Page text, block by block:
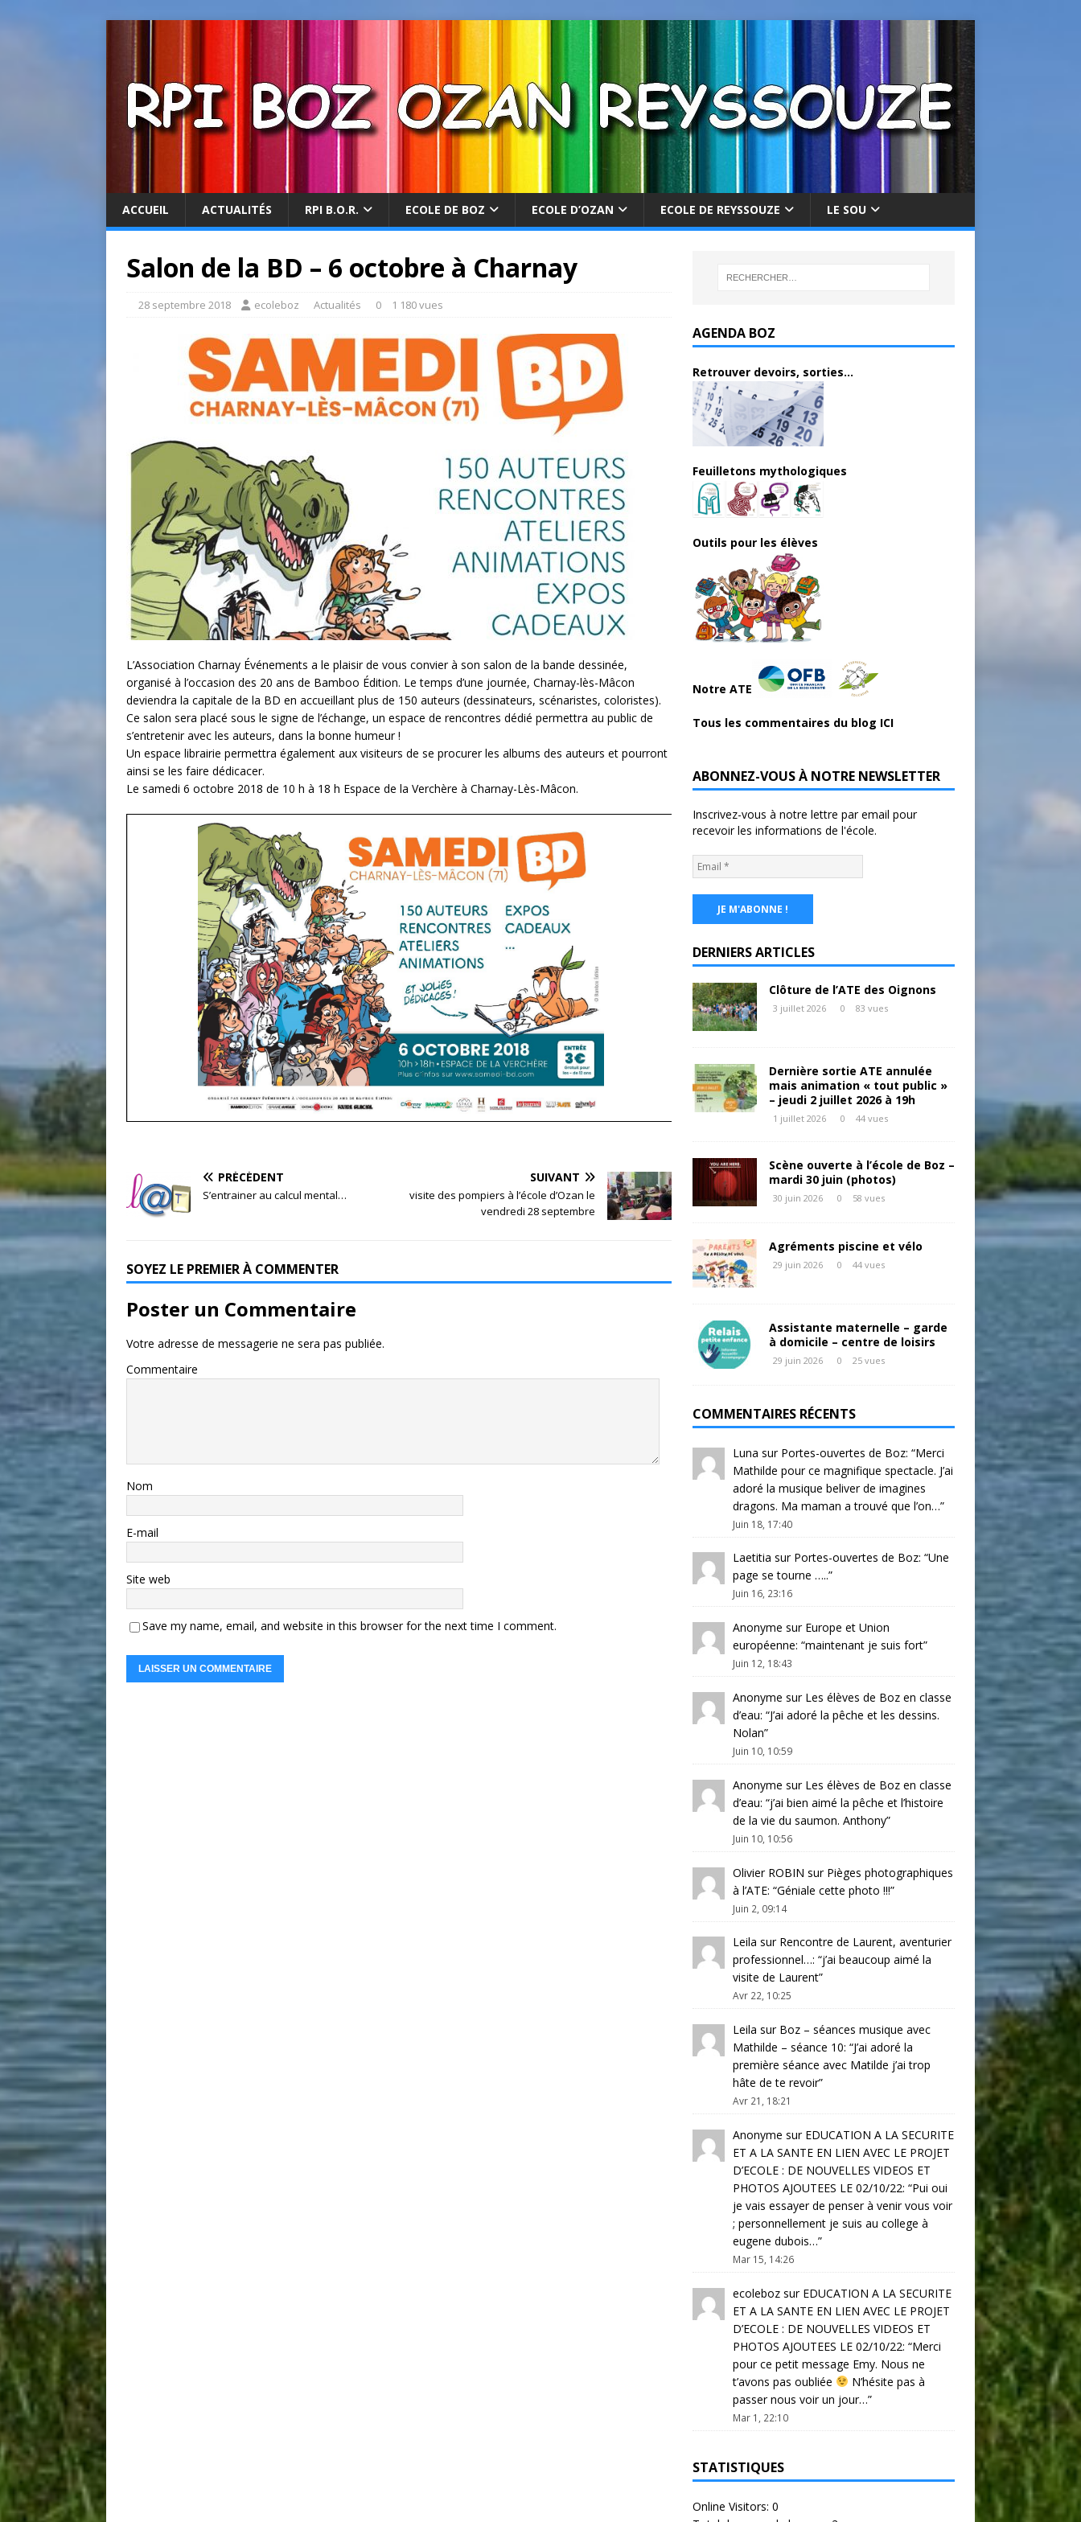
ACCUEIL ACTUALITÉS RPI B.O.R. ECOLE DE BOZ ECOLE D’OZAN ECOLE DE REYSSOUZE LE SOU
Salon de la BD – 6 octobre à Charnay
28 septembre 2018 ecoleboz Actualités 0 1 180 vues
L’Association Charnay Événements a le plaisir de vous convier à son salon de la bande dessinée,
organisé à l’occasion des 20 ans de Bamboo Édition. Le temps d’une journée, Charnay-lès-Mâcon
deviendra la capitale de la BD en accueillant plus de 150 auteurs (dessinateurs, scénaristes, coloristes).
Ce salon sera placé sous le signe de l’échange, un espace de rencontres dédié permettra au public de
s’entretenir avec les auteurs, dans la bonne humeur !
Un espace librairie permettra également aux visiteurs de se procurer les albums des auteurs et pourront
ainsi se les faire dédicacer.
Le samedi 6 octobre 2018 de 10 h à 18 h Espace de la Verchère à Charnay-Lès-Mâcon.
PRÉCÉDENT
S’entrainer au calcul mental…
SUIVANT
visite des pompiers à l’école d’Ozan le
vendredi 28 septembre
SOYEZ LE PREMIER À COMMENTER
Poster un Commentaire
Votre adresse de messagerie ne sera pas publiée.
Commentaire
Nom
E-mail
Site web
Save my name, email, and website in this browser for the next time I comment.
AGENDA BOZ
Retrouver devoirs, sorties...
Feuilletons mythologiques
Outils pour les élèves
Notre ATE
Tous les commentaires du blog ICI
ABONNEZ-VOUS À NOTRE NEWSLETTER
Inscrivez-vous à notre lettre par email pour
recevoir les informations de l'école.
DERNIERS ARTICLES
Clôture de l’ATE des Oignons
3 juillet 2026 0 83 vues
Dernière sortie ATE annulée
mais animation « tout public »
– jeudi 2 juillet 2026 à 19h
1 juillet 2026 0 44 vues
Scène ouverte à l’école de Boz –
mardi 30 juin (photos)
30 juin 2026 0 58 vues
Agréments piscine et vélo
29 juin 2026 0 44 vues
Assistante maternelle – garde
à domicile – centre de loisirs
29 juin 2026 0 25 vues
COMMENTAIRES RÉCENTS
Luna sur Portes-ouvertes de Boz: “Merci
Mathilde pour ce magnifique spectacle. J’ai
adoré la musique beliver de imagines
dragons. Ma maman a trouvé que l’on…”
Juin 18, 17:40
Laetitia sur Portes-ouvertes de Boz: “Une
page se tourne …..”
Juin 16, 23:16
Anonyme sur Europe et Union
européenne: “maintenant je suis fort”
Juin 12, 18:43
Anonyme sur Les élèves de Boz en classe
d’eau: “J’ai adoré la pêche et les dessins.
Nolan”
Juin 10, 10:59
Anonyme sur Les élèves de Boz en classe
d’eau: “j’ai bien aimé la pêche et l’histoire
de la vie du saumon. Anthony”
Juin 10, 10:56
Olivier ROBIN sur Pièges photographiques
à l’ATE: “Géniale cette photo !!!”
Juin 2, 09:14
Leila sur Rencontre de Laurent, aventurier
professionnel…: “j’ai beaucoup aimé la
visite de Laurent”
Avr 22, 10:25
Leila sur Boz – séances musique avec
Mathilde – séance 10: “J’ai adoré la
première séance avec Matilde j’ai trop
hâte de te revoir”
Avr 21, 18:21
Anonyme sur EDUCATION A LA SECURITE
ET A LA SANTE EN LIEN AVEC LE PROJET
D’ECOLE : DE NOUVELLES VIDEOS ET
PHOTOS AJOUTEES LE 02/10/22: “Pui oui
je vais essayer de penser à venir vous voir
; personnellement je suis au college à
eugene dubois…”
Mar 15, 14:26
ecolebozsur EDUCATION A LA SECURITE
ET A LA SANTE EN LIEN AVEC LE PROJET
D’ECOLE : DE NOUVELLES VIDEOS ET
PHOTOS AJOUTEES LE 02/10/22: “Merci
pour ce petit message Emy. Nous ne
t’avons pas oubliée
N’hésite pas à
passer nous voir un jour…”
Mar 1, 22:10
STATISTIQUES
Online Visitors: 0